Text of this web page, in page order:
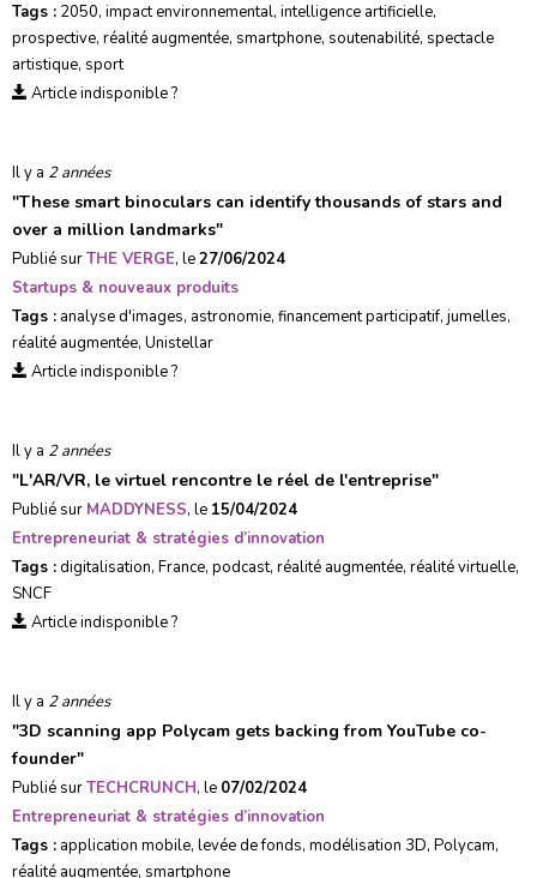
Tags : 2050, impact environnemental, intelligence artificielle,
prospective, réalité augmentée, smartphone, soutenabilité, spectacle
artistique, sport
Article indisponible ?
Il y a 2 années
"These smart binoculars can identify thousands of stars and
over a million landmarks"
Publié surTHE VERGE, le27/06/2024
Startups & nouveaux produits
Tags : analyse d'images, astronomie, financement participatif, jumelles,
réalité augmentée, Unistellar
Article indisponible ?
Il y a 2 années
"L'AR/VR, le virtuel rencontre le réel de l'entreprise"
Publié sur MADDYNESS, le 15/04/2024
Entrepreneuriat & stratégies d’innovation
Tags :digitalisation, France, podcast, réalité augmentée, réalité virtuelle,
SNCF
Article indisponible ?
Il y a 2 années
"3D scanning app Polycam gets backing from YouTube co-
founder"
Publié surTECHCRUNCH, le 07/02/2024
Entrepreneuriat & stratégies d’innovation
Tags : application mobile, levée de fonds, modélisation 3D, Polycam,
réalité augmentée, smartphone